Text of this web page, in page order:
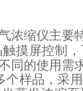
浓缩仪主要
摸屏控制，
同的使用需
个样品，采